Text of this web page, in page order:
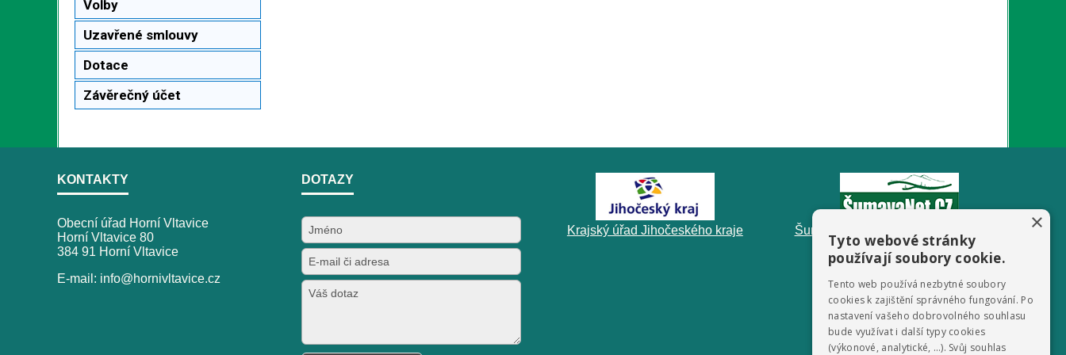
Volby
Uzavřené smlouvy
Dotace
Závěrečný účet
KONTAKTY
Obecní úřad Horní Vltavice
Horní Vltavice 80
384 91 Horní Vltavice
E-mail: info@hornivltavice.cz
DOTAZY
Krajský úřad Jihočeského kraje ŠumavaNet.CZ - informace o regionu ×
Tyto webové stránky
používají soubory cookie.
Tento web používá nezbytné soubory
cookies k zajištění správného fungování. Po
nastavení vašeho dobrovolného souhlasu
bude využívat i další typy cookies
(výkonové, analytické, …). Svůj souhlas